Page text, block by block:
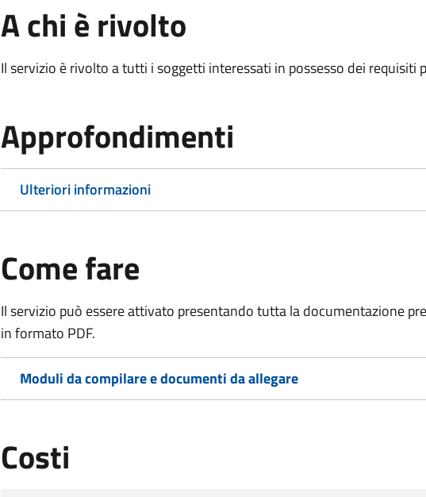
A chi è rivolto
Il servizio è rivolto a tutti i soggetti interessati in possesso dei requisiti
Approfondimenti
Ulteriori informazioni
Come fare
Il servizio può essere attivato presentando tutta la documentazione
in formato PDF.
Moduli da compilare e documenti da allegare
Costi